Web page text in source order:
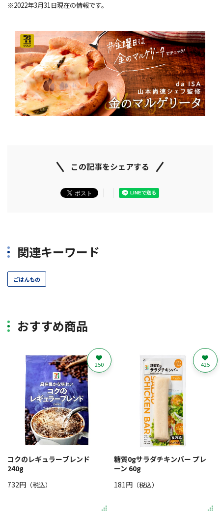
※2022年3月31日現在の情報です。
この記事をシェアする
関連キーワード
ごはんもの
おすすめ商品
コクのレギュラーブレンド
240g
732円 （税込）
250
糖質0gサラダチキンバー プレ
ーン 60g
181円（税込）
425